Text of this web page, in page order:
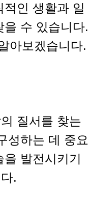
인 생활과 일
수 있습니다.
아보겠습니다.
질서를 찾는
성하는 데 중요
발전시키기
.